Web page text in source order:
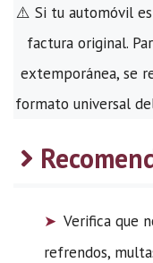
⚠️ Si tu automóvil
factura original.
extemporánea, se
formato universal
Verifica que
refrendos,